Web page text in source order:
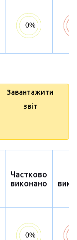
Завантажити
звіт
Частково
виконано